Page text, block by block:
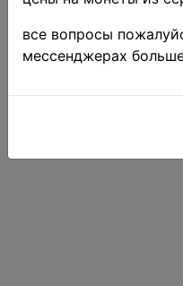
все вопросы
мессенджерах